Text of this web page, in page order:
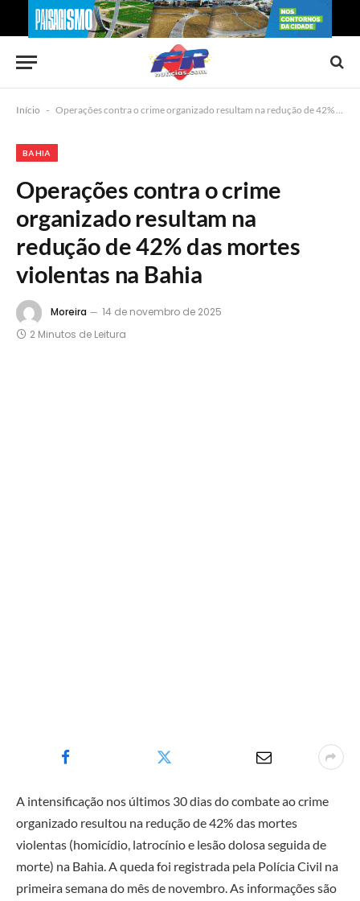
Início - Operações contra o crime organizado resultam na redução de 42% das mortes violentas na Bahia
BAHIA
Operações contra o crime
organizado resultam na
redução de 42% das mortes
violentas na Bahia
Moreira
14 de novembro de 2025
2 Minutos de Leitura
A intensificação nos últimos 30 dias do combate ao crime
organizado resultou na redução de 42% das mortes
violentas (homicídio, latrocínio e lesão dolosa seguida de
morte) na Bahia. A queda foi registrada pela Polícia Civil na
primeira semana do mês de novembro. As informações são